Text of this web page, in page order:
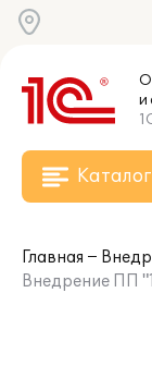
и
Каталог
Главная
Внедрение ПП